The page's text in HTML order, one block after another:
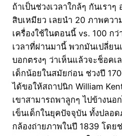
ถ้าเป็นช่วงเวลาใกล้ๆ กันเรา
สิบเหมียว เลยนำ 20 ภาพคว
เครื่องใช้ในตอนนี้ vs. 100 ก
เวลาที่ผ่านมานี้ พวกมันเปลี่ย
บอกตรงๆ ว่าเห็นแล้วจะช็อค
เด็กน้อยในสมัยก่อน ช่วงปี
ได้ขอให้สถาปนิก William
เขาสามารถพาลูกๆ ไปข้างน
เข็นเด็กในยุคปัจจุบัน ทั้งปลอ
กล้องถ่ายภาพในปี 1839 โดย